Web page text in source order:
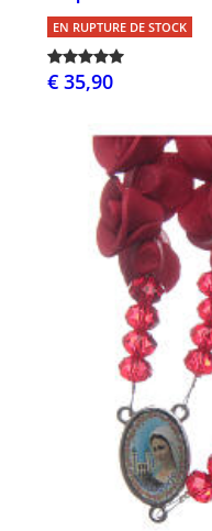
EN RUPTURE DE STOCK
€ 35,90